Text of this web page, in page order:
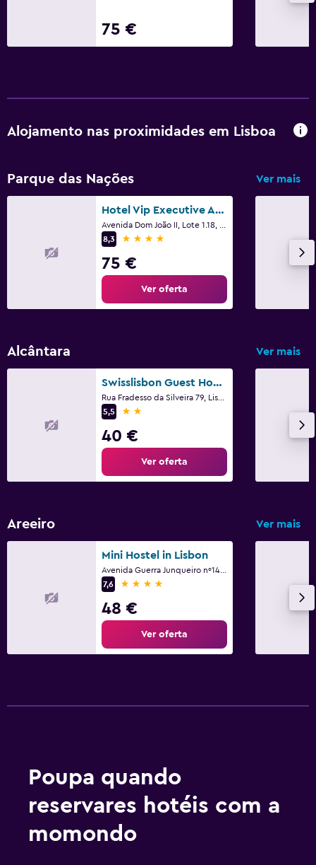
75 €
Alojamento nas proximidades em Lisboa
Parque das Nações Ver mais
Hotel Vip Executive Art's
8,3
4 estrelas
75 €
Ver oferta
Alcântara Ver mais
Swisslisbon Guest House - Hostel
5,5
2 estrelas
40 €
Ver oferta
Areeiro Ver mais
Mini Hostel in Lisbon
7,6
4 estrelas
48 €
Ver oferta
Poupa quando
reservares hotéis com a
momondo